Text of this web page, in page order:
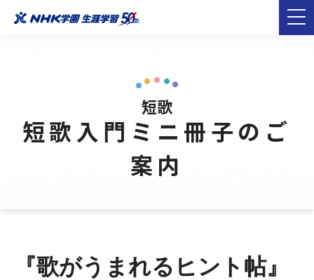
短歌
短歌入門ミニ冊子のご
案内
『歌がうまれるヒント帖』